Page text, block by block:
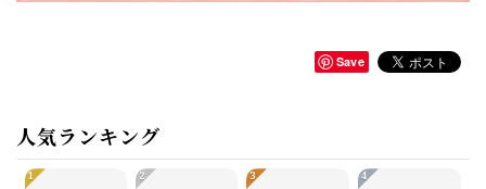
Save
人気ランキング
1 2 3 4